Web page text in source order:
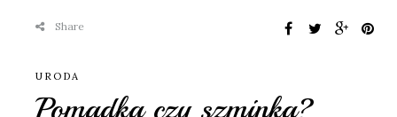
Share
URODA